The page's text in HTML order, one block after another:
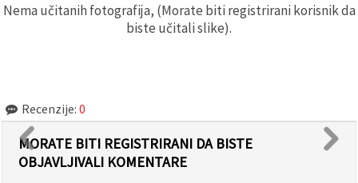
Nema učitanih fotografija, (Morate biti registrirani korisnik da
biste učitali slike).
Recenzije: 0
MORATE BITI REGISTRIRANI DA BISTE
OBJAVLJIVALI KOMENTARE